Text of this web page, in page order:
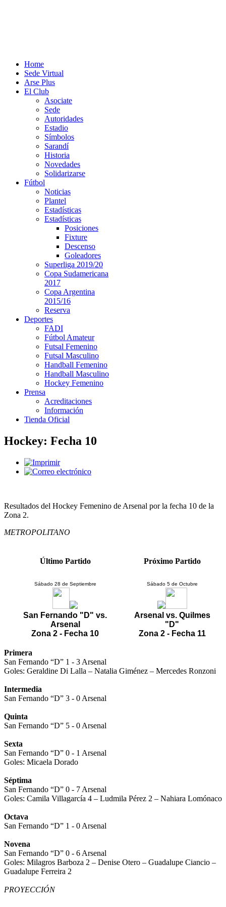
Home
Sede Virtual
Arse Plus
El Club
Asociate
Sede
Autoridades
Estadio
Símbolos
Sarandí
Historia
Novedades
Solidarizarse
Fútbol
Noticias
Plantel
Estadísticas
Estadísticas
Posiciones
Fixture
Descenso
Goleadores
Superliga 2019/20
Copa Sudamericana
2017
Copa Argentina
2015/16
Reserva
Deportes
FADI
Fútbol Amateur
Futsal Femenino
Futsal Masculino
Handball Femenino
Handball Masculino
Hockey Femenino
Prensa
Acreditaciones
Información
Tienda Oficial
Hockey: Fecha 10
Resultados del Hockey Femenino de Arsenal por la fecha 10 de la
Zona 2.
METROPOLITANO
Último Partido Próximo Partido
Sábado 28 de Septiembre
San Fernando "D" vs.
Arsenal
Zona 2 - Fecha 10
Sábado 5 de Octubre
Arsenal vs. Quilmes
"D"
Zona 2 - Fecha 11
Primera
San Fernando “D” 1 - 3 Arsenal
Goles: Geraldine Di Lalla – Natalia Giménez – Mercedes Ronzoni
Intermedia
San Fernando “D” 3 - 0 Arsenal
Quinta
San Fernando “D” 5 - 0 Arsenal
Sexta
San Fernando “D” 0 - 1 Arsenal
Goles: Micaela Dorado
Séptima
San Fernando “D” 0 - 7 Arsenal
Goles: Camila Villagarcía 4 – Ludmila Pérez 2 – Nahiara Lomónaco
Octava
San Fernando “D” 1 - 0 Arsenal
Novena
San Fernando “D” 0 - 6 Arsenal
Goles: Milagros Barboza 2 – Denise Otero – Guadalupe Ciancio –
Guadalupe Ferreira 2
PROYECCIÓN